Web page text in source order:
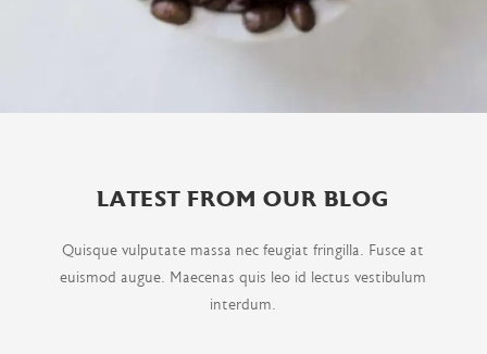
LATEST FROM OUR BLOG
Quisque vulputate massa nec feugiat fringilla. Fusce at
euismod augue. Maecenas quis leo id lectus vestibulum
interdum.